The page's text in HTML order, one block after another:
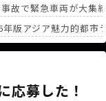
故で緊急車両が大集
版アジア魅力的都
リアした
番くじ」を記念に
応募した！